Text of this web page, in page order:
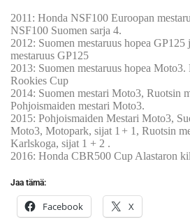
2011: Honda NSF100 Euroopan
NSF100 Suomen sarja 4.
2012: Suomen mestaruus hopea GP125
mestaruus GP125
2013: Suomen mestaruus hopea
Rookies Cup
2014: Suomen mestari Moto3, Ruotsin
Pohjoismaiden mestari Moto3.
2015: Pohjoismaiden Mestari Moto3,
Moto3, Motopark, sijat 1 + 1, Ruotsin
Karlskoga, sijat 1 + 2 .
2016: Honda CBR500 Cup Alastaron
Jaa tämä:
Facebook X